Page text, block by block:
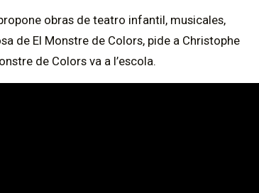
obras de teatro infantil, musicales,
de El Monstre de Colors, pide a Christophe
de Colors va a l’escola.